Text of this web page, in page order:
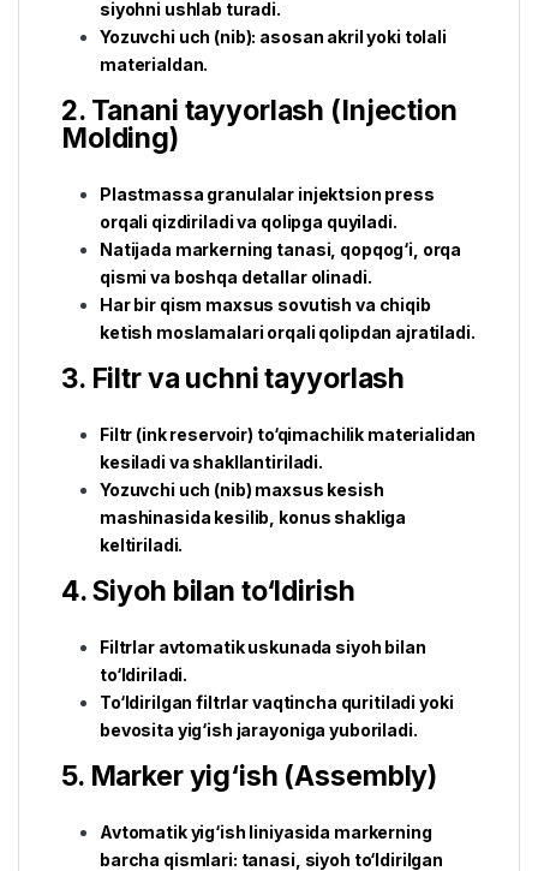
siyohni ushlab turadi.
Yozuvchi uch (nib): asosan akril yoki tolali
materialdan.
2. Tanani tayyorlash (Injection
Molding)
Plastmassa granulalar injektsion press
orqali qizdiriladi va qolipga quyiladi.
Natijada markerning tanasi, qopqog‘i, orqa
qismi va boshqa detallar olinadi.
Har bir qism maxsus sovutish va chiqib
ketish moslamalari orqali qolipdan ajratiladi.
3. Filtr va uchni tayyorlash
Filtr (ink reservoir) to‘qimachilik materialidan
kesiladi va shakllantiriladi.
Yozuvchi uch (nib) maxsus kesish
mashinasida kesilib, konus shakliga
keltiriladi.
4. Siyoh bilan to‘ldirish
Filtrlar avtomatik uskunada siyoh bilan
to‘ldiriladi.
To‘ldirilgan filtrlar vaqtincha quritiladi yoki
bevosita yig‘ish jarayoniga yuboriladi.
5. Marker yig‘ish (Assembly)
Avtomatik yig‘ish liniyasida markerning
barcha qismlari: tanasi, siyoh to‘ldirilgan